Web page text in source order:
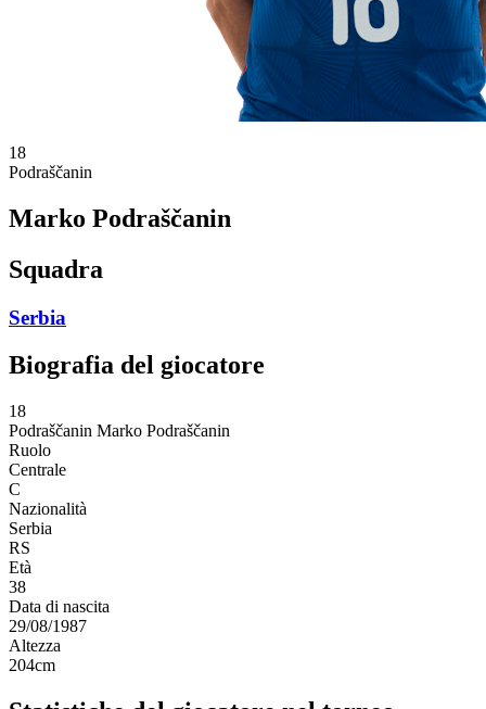
18
Podraščanin
Marko Podraščanin
Squadra
Serbia
Biografia del giocatore
18
Podraščanin Marko Podraščanin
Ruolo
Centrale
C
Nazionalità
Serbia
RS
Età
38
Data di nascita
29/08/1987
Altezza
204cm